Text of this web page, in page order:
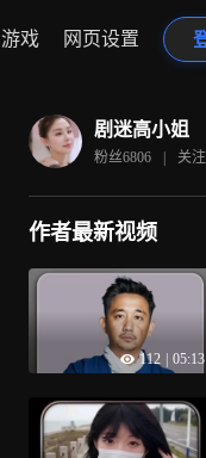
游戏 网页设置
剧迷高小姐
粉丝6806 | 关注
作者最新视频
112 05:13